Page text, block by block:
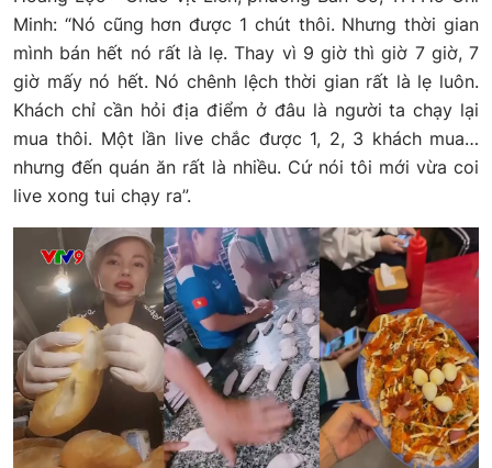
Minh: “Nó cũng hơn được 1 chút thôi. Nhưng thời gian
mình bán hết nó rất là lẹ. Thay vì 9 giờ thì giờ 7 giờ, 7
giờ mấy nó hết. Nó chênh lệch thời gian rất là lẹ luôn.
Khách chỉ cần hỏi địa điểm ở đâu là người ta chạy lại
mua thôi. Một lần live chắc được 1, 2, 3 khách mua…
nhưng đến quán ăn rất là nhiều. Cứ nói tôi mới vừa coi
live xong tui chạy ra”.